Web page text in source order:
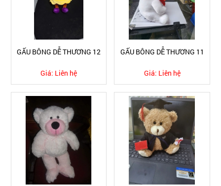
GẤU BÔNG DỄ THƯƠNG 12
Giá: Liên hệ
GẤU BÔNG DỄ THƯƠNG 11
Giá: Liên hệ